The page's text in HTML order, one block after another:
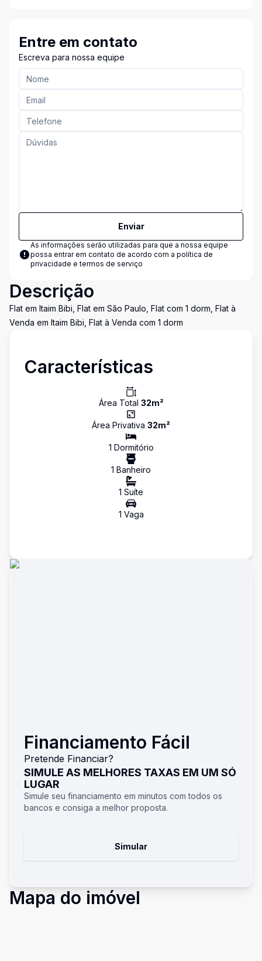
Entre em contato
Escreva para nossa equipe
Enviar
As informações serão utilizadas para que a nossa equipe
possa entrar em contato de acordo com a política de
privacidade e termos de serviço
Descrição
Flat em Itaim Bibi, Flat em São Paulo, Flat com 1 dorm, Flat à
Venda em Itaim Bibi, Flat à Venda com 1 dorm
Características
Área Total 32m²
Área Privativa 32m²
1 Dormitório
1 Banheiro
1 Suíte
1 Vaga
Financiamento Fácil
Pretende Financiar?
SIMULE AS MELHORES TAXAS EM UM SÓ
LUGAR
Simule seu financiamento em minutos com todos os
bancos e consiga a melhor proposta.
Simular
Mapa do imóvel